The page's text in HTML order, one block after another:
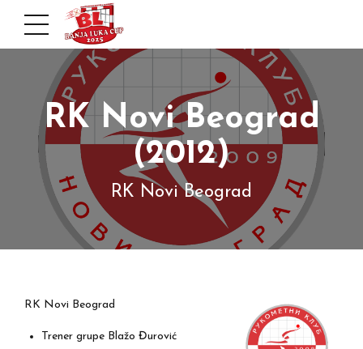
RK Novi Beograd
(2012)
RK Novi Beograd
RK Novi Beograd
Trener grupe Blažo Đurović